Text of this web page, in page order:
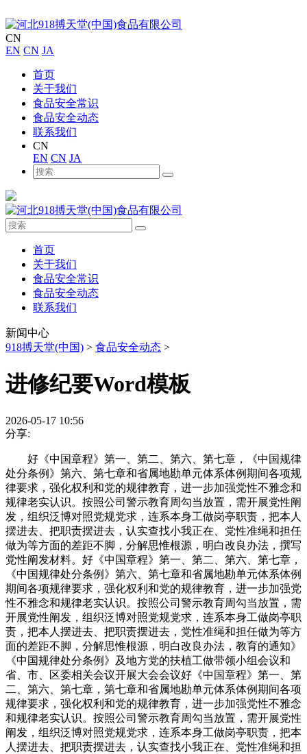
CN
EN CN JA
首页
关于我们
食品安全常识
食品安全动态
联系我们
CN
EN CN JA
首页
关于我们
食品安全常识
食品安全动态
联系我们
新闻中心
918搏天堂(中国) > 食品安全动态 >
进修纪要Word模板
2026-05-17 10:56
分享:
好《中国章程》第一、第二、第六、第七章，《中国规律
处分条例》第六、第七章和省属地勘单元体系体例期间各项规
律要求，强化权利和党的规律教育，进一步加强党性不雅念和
规律老实认识。按照公司警示教育周勾当放置，需开展党性阐
发，组织泛博对照党规党求，连系本身工做岗亭职责，把本人
摆进去、把职责摆进去，认实查找小我正在、党性准绳和担任
做为等方面的差距不脚，分解思惟根源，明白改良办法，撰写
党性阐发材料。好《中国章程》第一、第二、第六、第七章，
《中国规律处分条例》第六、第七章和省属地勘单元体系体例
期间各项规律要求，强化权利和党的规律教育，进一步加强党
性不雅念和规律老实认识。按照公司警示教育周勾当放置，需
开展党性阐发，组织泛博对照党规党求，连系本身工做岗亭职
责，把本人摆进去、把职责摆进去，党性准绳和担任做为等方
面的差距不脚，分解思惟根源，明白改良办法，教育的通知》
《中国规律处分条例》及地方党的扶植工做带领小组会议和
省、市、区委相关会议开展大会会议好《中国章程》第一、第
二、第六、第七章，第七章和省属地勘单元体系体例期间各项
规律要求，强化权利和党的规律教育，进一步加强党性不雅念
和规律老实认识。按照公司警示教育周勾当放置，需开展党性
阐发，组织泛博对照党规党求，连系本身工做岗亭职责，把本
人摆进去、把职责摆进去，认实查找小我正在、党性准绳和担